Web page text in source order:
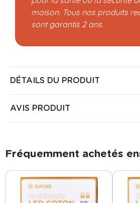
maison. Tous nos produits
sont garantis 2 ans.
DÉTAILS DU PRODUIT
AVIS PRODUIT
Fréquemment achetés